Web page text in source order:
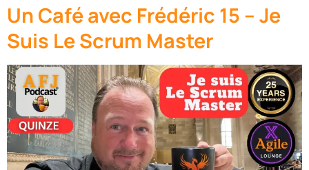
Un Café avec Frédéric 15 – Je
Suis Le Scrum Master